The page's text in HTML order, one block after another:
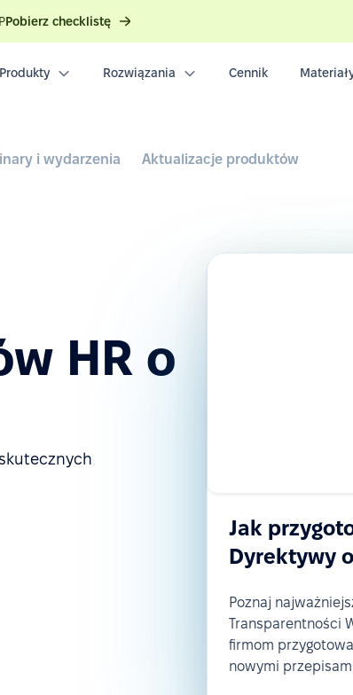
Pobierz checklistę
Produkty Rozwiązania Cennik
i wydarzenia Aktualizacje produktów
HR o
Jak
Dyrektywy
Poznaj
Transparentności
firmom
nowymi